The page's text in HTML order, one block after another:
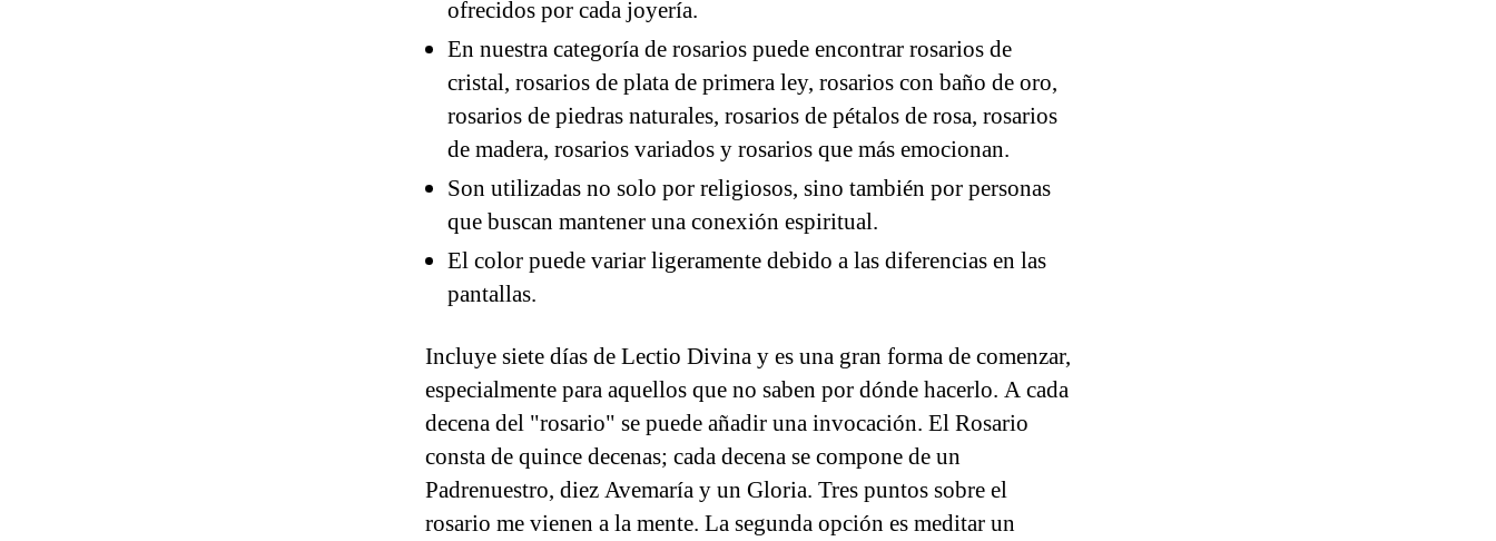
ofrecidos por cada joyería.
En nuestra categoría de rosarios puede encontrar rosarios de
cristal, rosarios de plata de primera ley, rosarios con baño de oro,
rosarios de piedras naturales, rosarios de pétalos de rosa, rosarios
de madera, rosarios variados y rosarios que más emocionan.
Son utilizadas no solo por religiosos, sino también por personas
que buscan mantener una conexión espiritual.
El color puede variar ligeramente debido a las diferencias en las
pantallas.
Incluye siete días de Lectio Divina y es una gran forma de comenzar,
especialmente para aquellos que no saben por dónde hacerlo. A cada
decena del "rosario" se puede añadir una invocación. El Rosario
consta de quince decenas; cada decena se compone de un
Padrenuestro, diez Avemaría y un Gloria. Tres puntos sobre el
rosario me vienen a la mente. La segunda opción es meditar un